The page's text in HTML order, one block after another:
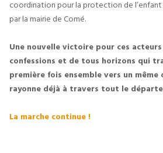
coordination pour la protection de l’enfant
par la mairie de Comé.
Une nouvelle victoire pour ces
confessions et de tous horizons qui
première fois ensemble vers un
rayonne déjà à travers tout le
La marche continue !